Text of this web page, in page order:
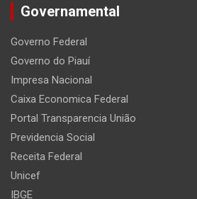
Governamental
Governo Federal
Governo do Piauí
Impresa Nacional
Caixa Economica Federal
Portal Transparencia União
Previdencia Social
Receita Federal
Unicef
IBGE